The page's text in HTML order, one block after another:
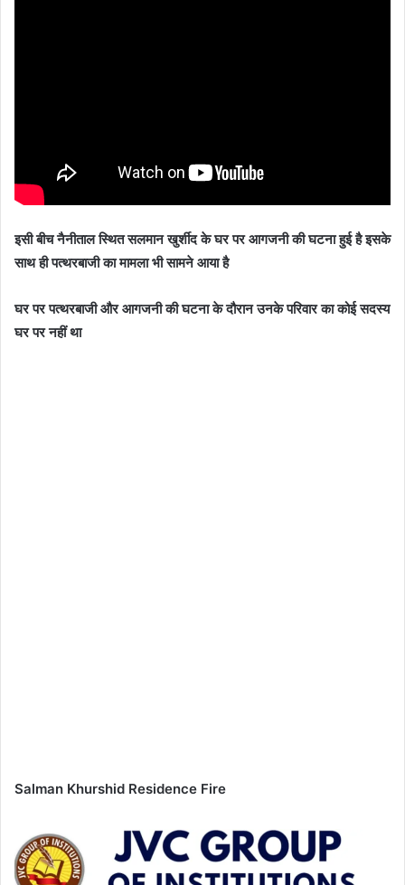
इसी बीच नैनीताल स्थित सलमान खुर्शीद के घर पर आगजनी की घटना हुई है इसके
साथ ही पत्थरबाजी का मामला भी सामने आया है
घर पर पत्थरबाजी और आगजनी की घटना के दौरान उनके परिवार का कोई सदस्य
घर पर नहीं था
Salman Khurshid Residence Fire